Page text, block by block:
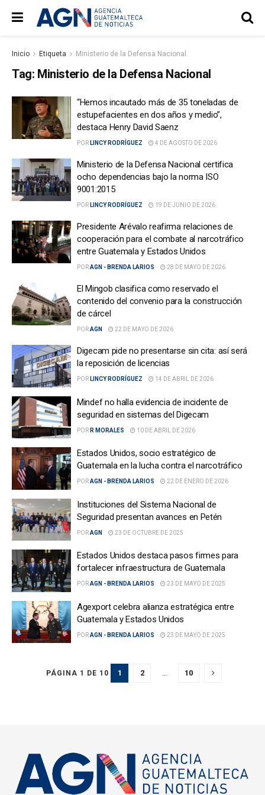
Inicio Etiqueta Ministerio de la Defensa Nacional
Tag: Ministerio de la Defensa Nacional
“Hemos incautado más de 35 toneladas de
estupefacientes en dos años y medio”,
destaca Henry David Saenz
POR LINCY RODRÍGUEZ 4 DE AGOSTO DE 2026
Ministerio de la Defensa Nacional certifica
ocho dependencias bajo la norma ISO
9001:2015
POR LINCY RODRÍGUEZ 19 DE JUNIO DE 2026
Presidente Arévalo reafirma relaciones de
cooperación para el combate al narcotráfico
entre Guatemala y Estados Unidos
PORAGN - BRENDA LARIOS 28 DE MAYO DE 2026
El Mingob clasifica como reservado el
contenido del convenio para la construcción
de cárcel
PORAGN 22 DE MAYO DE 2026
Digecam pide no presentarse sin cita: así será
la reposición de licencias
POR LINCY RODRÍGUEZ 14 DE ABRIL DE 2026
Mindef no halla evidencia de incidente de
seguridad en sistemas del Digecam
POR R MORALES 10 DE ABRIL DE 2026
Estados Unidos, socio estratégico de
Guatemala en la lucha contra el narcotráfico
PORAGN - BRENDA LARIOS 22 DE ENERO DE 2026
Instituciones del Sistema Nacional de
Seguridad presentan avances en Petén
PORAGN 23 DE OCTUBRE DE 2025
Estados Unidos destaca pasos firmes para
fortalecer infraestructura de Guatemala
PORAGN - BRENDA LARIOS 23 DE MAYO DE 2025
Agexport celebra alianza estratégica entre
Guatemala y Estados Unidos
PORAGN - BRENDA LARIOS 23 DE MAYO DE 2025
PÁGINA 1 DE 10 1 2 … 10